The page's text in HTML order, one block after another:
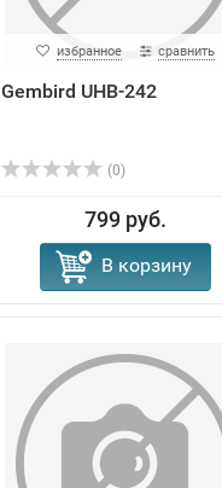
избранное сравнить
Gembird UHB-242
(0)
799 руб.
В корзину